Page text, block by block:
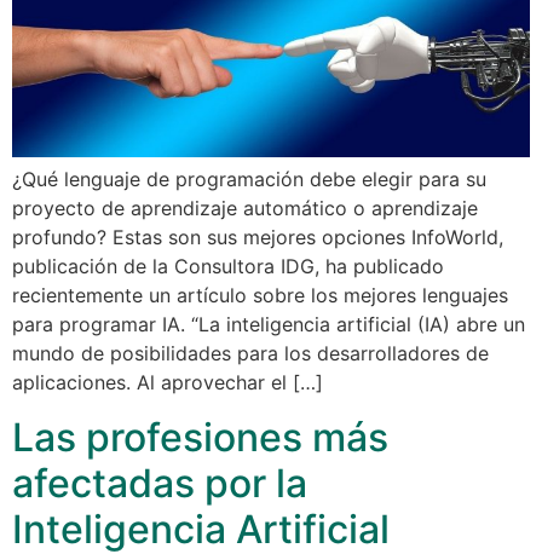
¿Qué lenguaje de programación debe elegir para su
proyecto de aprendizaje automático o aprendizaje
profundo? Estas son sus mejores opciones InfoWorld,
publicación de la Consultora IDG, ha publicado
recientemente un artículo sobre los mejores lenguajes
para programar IA. “La inteligencia artificial (IA) abre un
mundo de posibilidades para los desarrolladores de
aplicaciones. Al aprovechar el […]
Las profesiones más
afectadas por la
Inteligencia Artificial